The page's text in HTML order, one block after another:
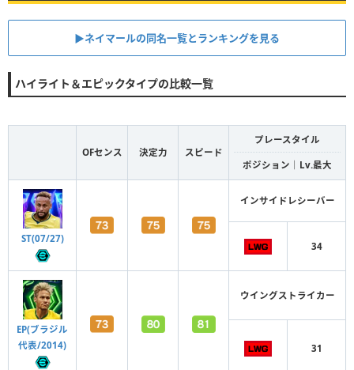
▶︎ネイマールの同名一覧とランキングを見る
ハイライト＆エピックタイプの比較一覧
OFセンス 決定力 スピード
プレースタイル
ポジション｜Lv.最大
ST(07/27)
インサイドレシーバー
34
EP(ブラジル
代表/2014)
ウイングストライカー
31